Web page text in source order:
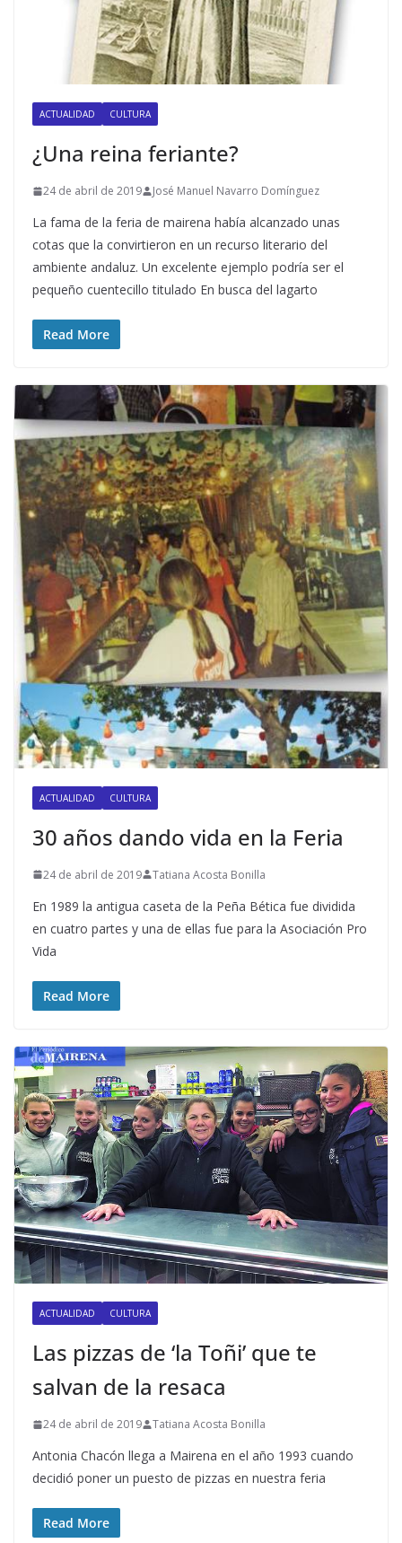
ACTUALIDAD CULTURA
¿Una reina feriante?
24 de abril de 2019 José Manuel Navarro Domínguez
La fama de la feria de mairena había alcanzado unas
cotas que la convirtieron en un recurso literario del
ambiente andaluz. Un excelente ejemplo podría ser el
pequeño cuentecillo titulado En busca del lagarto
Read More
ACTUALIDAD CULTURA
30 años dando vida en la Feria
24 de abril de 2019 Tatiana Acosta Bonilla
En 1989 la antigua caseta de la Peña Bética fue dividida
en cuatro partes y una de ellas fue para la Asociación Pro
Vida
Read More
ACTUALIDAD CULTURA
Las pizzas de ‘la Toñi’ que te
salvan de la resaca
24 de abril de 2019 Tatiana Acosta Bonilla
Antonia Chacón llega a Mairena en el año 1993 cuando
decidió poner un puesto de pizzas en nuestra feria
Read More